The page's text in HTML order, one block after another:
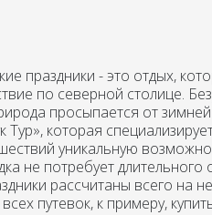
праздники - это отдых,
по северной столице.
просыпается от
которая
уникальную
не потребует длительного
рассчитаны всего
путевок, к примеру,